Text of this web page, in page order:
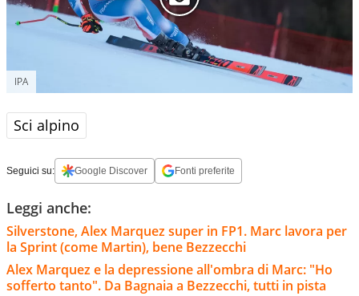
IPA
Sci alpino
Seguici su: Google Discover Fonti preferite
Leggi anche:
Silverstone, Alex Marquez super in FP1. Marc lavora per
la Sprint (come Martin), bene Bezzecchi
Alex Marquez e la depressione all'ombra di Marc: "Ho
sofferto tanto". Da Bagnaia a Bezzecchi, tutti in pista